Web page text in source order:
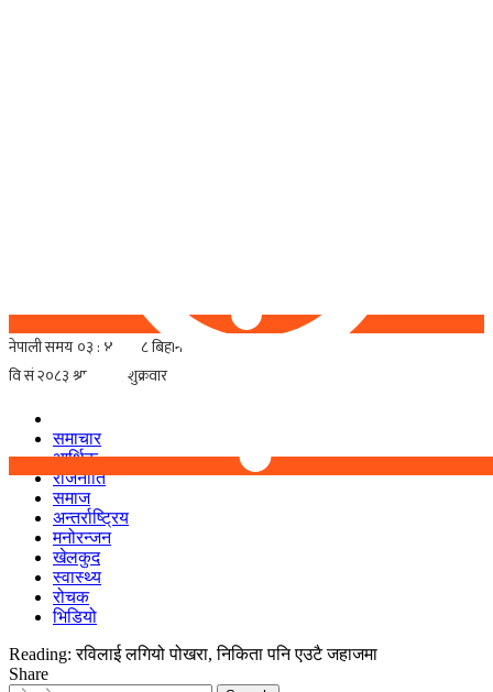
समाचार
आर्थिक
राजनीति
समाज
अन्तर्राष्ट्रिय
मनोरन्जन
खेलकुद
स्वास्थ्य
रोचक
भिडियो
Reading: रविलाई लगियो पोखरा, निकिता पनि एउटै जहाजमा
Share